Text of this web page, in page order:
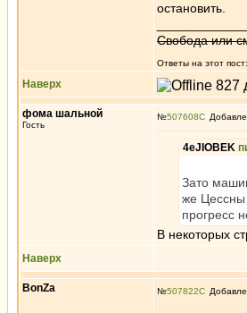
остановить.
Свобода или
Ответы на этот пост:
Наверх
фома шальной
Гость
№507608
4eJIOBEK
Зато
же Цессны
прогресс
В некоторых
Наверх
BonZa №507822